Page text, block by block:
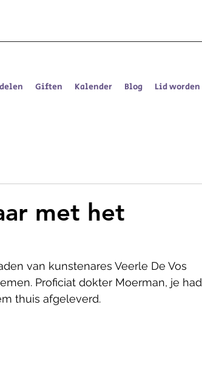
Giften Kalender Blog Lid worden
met het
van kunstenares Veerle De Vos
Proficiat dokter Moerman, je had
thuis afgeleverd.